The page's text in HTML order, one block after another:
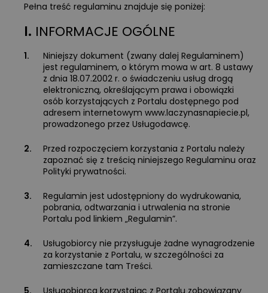
Pełna treść regulaminu znajduje się poniżej:
I. INFORMACJE OGÓLNE
1.
Niniejszy dokument (zwany dalej Regulaminem)
jest regulaminem, o którym mowa w art. 8 ustawy
z dnia 18.07.2002 r. o świadczeniu usług drogą
elektroniczną, określającym prawa i obowiązki
osób korzystających z Portalu dostępnego pod
adresem internetowym www.laczynasnapiecie.pl,
prowadzonego przez Usługodawcę.
2.
Przed rozpoczęciem korzystania z Portalu należy
zapoznać się z treścią niniejszego Regulaminu oraz
Polityki prywatności.
3.
Regulamin jest udostępniony do wydrukowania,
pobrania, odtwarzania i utrwalenia na stronie
Portalu pod linkiem „Regulamin”.
4.
Usługobiorcy nie przysługuje żadne wynagrodzenie
za korzystanie z Portalu, w szczególności za
zamieszczane tam Treści.
5.
Usługobiorca korzystając z Portalu zobowiązany